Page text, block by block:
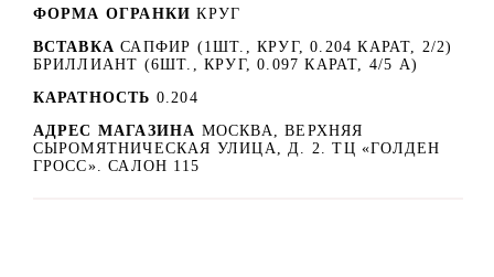
ФОРМА ОГРАНКИ КРУГ
ВСТАВКА САПФИР (1ШТ., КРУГ, 0.204 КАРАТ, 2/2)
БРИЛЛИАНТ (6ШТ., КРУГ, 0.097 КАРАТ, 4/5 А)
КАРАТНОСТЬ 0.204
АДРЕС МАГАЗИНА МОСКВА, ВЕРХНЯЯ
СЫРОМЯТНИЧЕСКАЯ УЛИЦА, Д. 2. ТЦ «ГОЛДЕН
ГРОСС». САЛОН 115